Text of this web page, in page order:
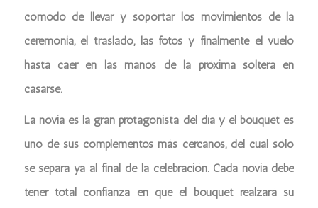
cómodo de llevar y soportar los movimientos de la
ceremonia, el traslado, las fotos y finalmente el vuelo
hasta caer en las manos de la próxima soltera en
casarse.
La novia es la gran protagonista del día y el bouquet es
uno de sus complementos más cercanos, del cual sólo
se separa ya al final de la celebración. Cada novia debe
tener total confianza en que el bouquet realzará su